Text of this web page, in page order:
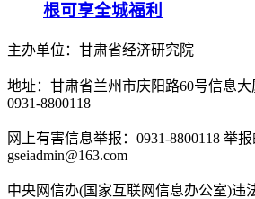
根可享全城福利
主办单位：甘肃省经济研究院
地址：甘肃省兰州市庆阳路60号信息大
0931-8800118
网上有害信息举报：0931-8800118 举报
gseiadmin@163.com
中央网信办(国家互联网信息办公室)违